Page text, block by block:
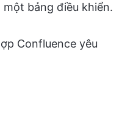
bảng điều khiển.
Confluence yêu